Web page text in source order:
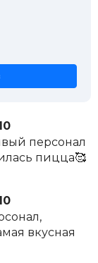
персонал
пицца🥰
вкусная